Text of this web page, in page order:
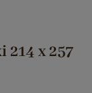
x 257